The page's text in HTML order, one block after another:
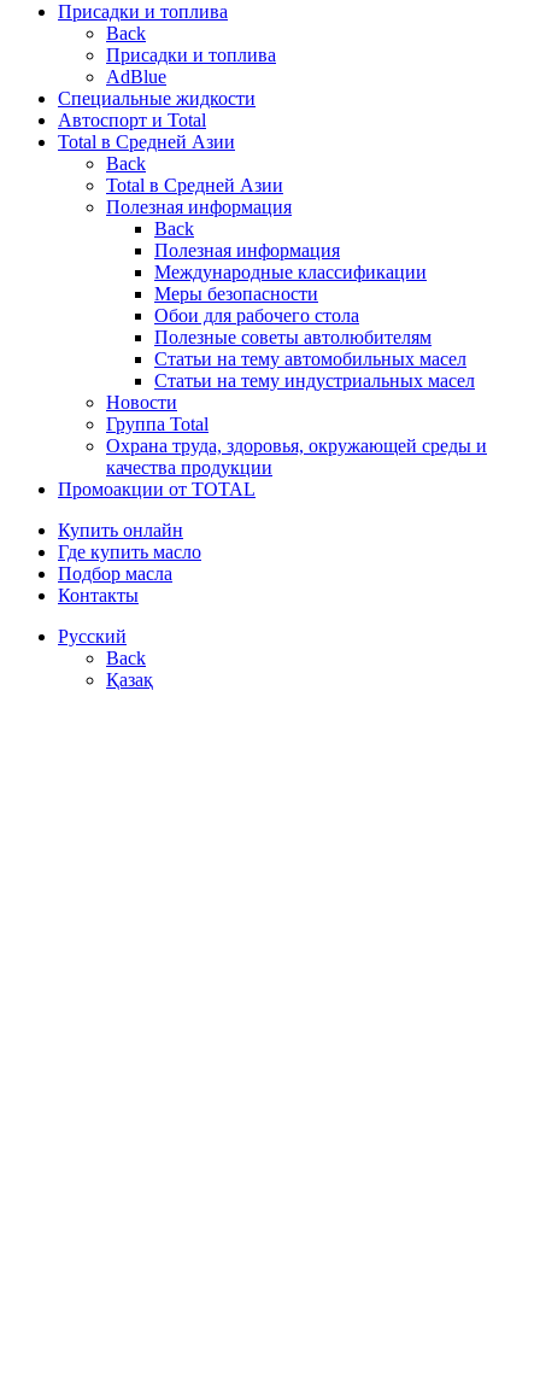
Присадки и топлива
Back
Присадки и топлива
AdBlue
Специальные жидкости
Автоспорт и Total
Total в Средней Азии
Back
Total в Средней Азии
Полезная информация
Back
Полезная информация
Международные классификации
Меры безопасности
Обои для рабочего стола
Полезные советы автолюбителям
Статьи на тему автомобильных масел
Статьи на тему индустриальных масел
Новости
Группа Total
Охрана труда, здоровья, окружающей среды и
качества продукции
Промоакции от TOTAL
Купить онлайн
Где купить масло
Подбор масла
Контакты
Русский
Back
Қазақ